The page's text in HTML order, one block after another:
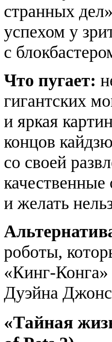
странных
успехом у
с
Что пугает:
гигантских
и яркая
концов
со своей
и желать
роботы,
«Кинг-
Дуэйна
«Тайная